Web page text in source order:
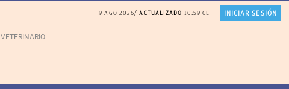
9 AGO 2026 ACTUALIZADO 10:59CET INICIAR SESIÓN
VETERINARIO gatos